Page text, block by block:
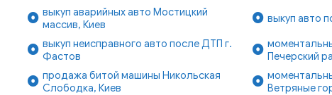
выкуп аварийных авто Мостицкий
массив, Киев
выкуп авто
выкуп неисправного авто после ДТП г.
Фастов
Печерский
продажа битой машины Никольская
Слободка, Киев
Ветряные